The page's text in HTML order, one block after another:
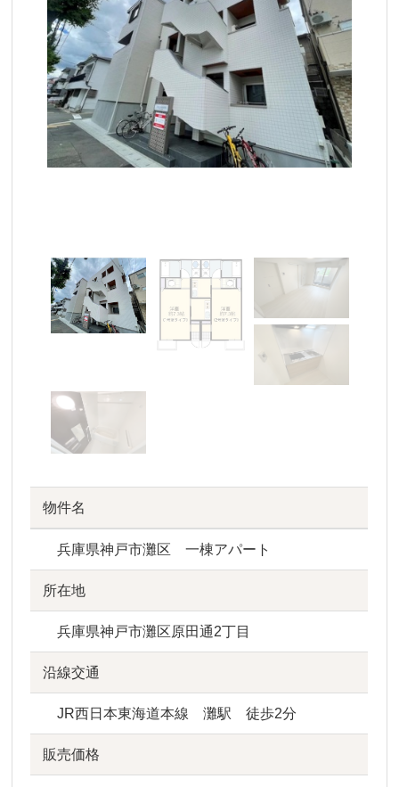
物件名
兵庫県神戸市灘区 一棟アパート
所在地
兵庫県神戸市灘区原田通2丁目
沿線交通
JR西日本東海道本線 灘駅 徒歩2分
販売価格